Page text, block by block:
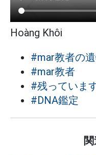
Hoàng Khôi
#mar教者の
#mar教者
#残っていま
#DNA鑑定